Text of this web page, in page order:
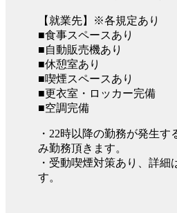
【就業先】※各規定あり
■食事スペースあり
■自動販売機あり
■休憩室あり
■喫煙スペースあり
■更衣室・ロッカー完備
■空調完備
・22時以降の勤務が発生
み勤務頂きます。
・受動喫煙対策あり、詳細
す。